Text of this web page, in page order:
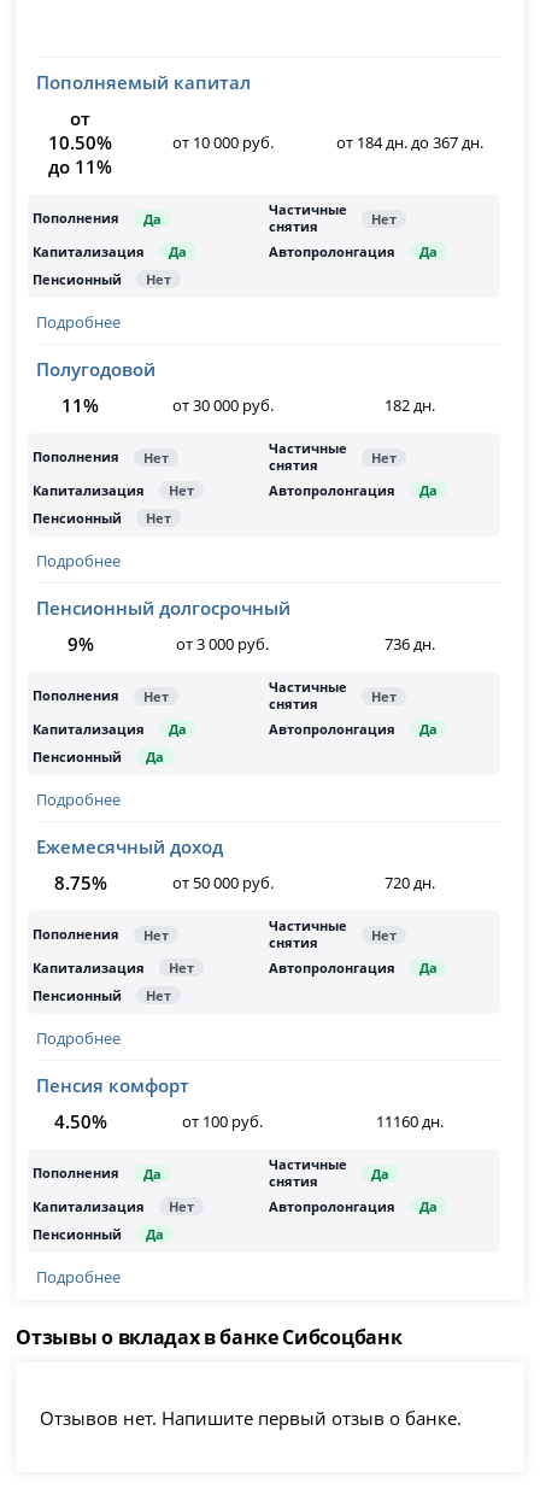
Пополняемый капитал
от
10.50%
до 11%
от 10 000 руб. от 184 дн. до 367 дн.
Подробнее
Полугодовой
11%
от 30 000 руб. 182 дн.
Подробнее
Пенсионный долгосрочный
9%
от 3 000 руб. 736 дн.
Подробнее
Ежемесячный доход
8.75%
от 50 000 руб. 720 дн.
Подробнее
Пенсия комфорт
4.50%
от 100 руб. 11160 дн.
Подробнее
Отзывы о вкладах в банке Сибсоцбанк
Отзывов нет. Напишите первый отзыв о банке.